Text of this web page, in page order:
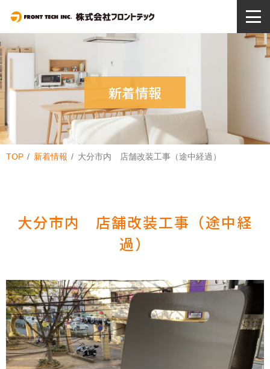
新着情報
TOP 新着情報 大分市内 店舗改装工事（途中経過）
大分市内 店舗改装工事（途中経
過）